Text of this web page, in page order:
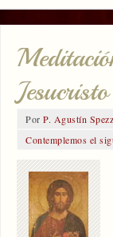
Jesucristo
PorP. Agustín
Contemplemos el